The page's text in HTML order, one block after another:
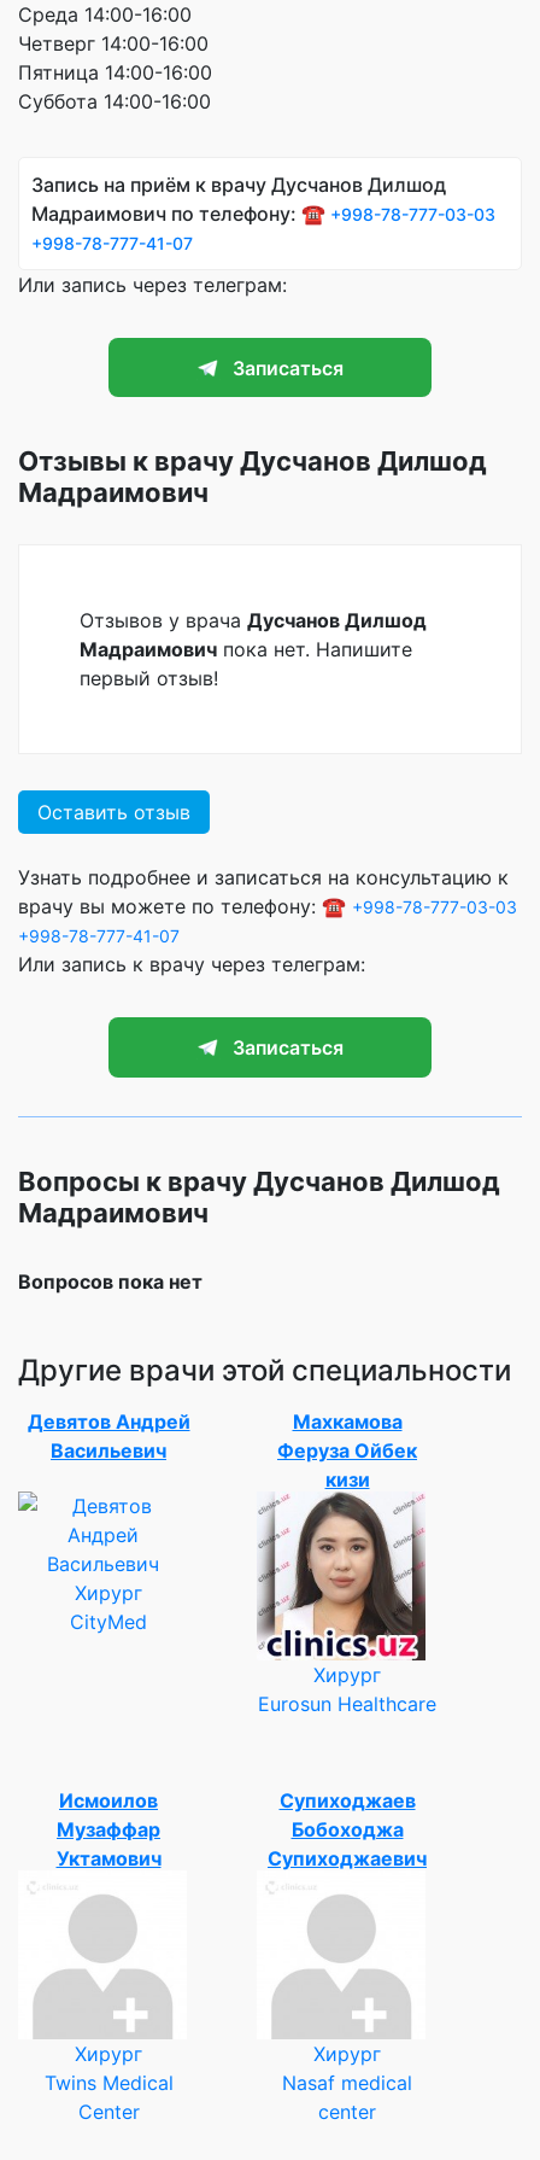
Среда 14:00-16:00
Четверг 14:00-16:00
Пятница 14:00-16:00
Суббота 14:00-16:00
Запись на приём к врачу Дусчанов Дилшод
Мадраимович по телефону: ☎️ +998-78-777-03-03
+998-78-777-41-07
Или запись через телеграм:
Записаться
Отзывы к врачу Дусчанов Дилшод
Мадраимович
Отзывов у врача Дусчанов Дилшод
Мадраимович пока нет. Напишите
первый отзыв!
Оставить отзыв
Узнать подробнее и записаться на консультацию к
врачу вы можете по телефону: ☎️ +998-78-777-03-03
+998-78-777-41-07
Или запись к врачу через телеграм:
Записаться
Вопросы к врачу Дусчанов Дилшод
Мадраимович
Вопросов пока нет
Другие врачи этой специальности
Девятов Андрей
Васильевич
Хирург
CityMed
Махкамова
Феруза Ойбек
кизи
Хирург
Eurosun Healthcare
Исмоилов
Музаффар
Уктамович
Хирург
Twins Medical
Center
Супиходжаев
Бобоходжа
Супиходжаевич
Хирург
Nasaf medical
center